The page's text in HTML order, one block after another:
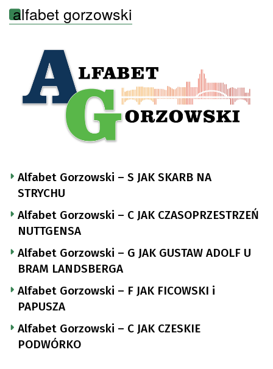
alfabet gorzowski
Alfabet Gorzowski – S JAK SKARB NA
STRYCHU
Alfabet Gorzowski – C JAK CZASOPRZESTRZEŃ
NUTTGENSA
Alfabet Gorzowski – G JAK GUSTAW ADOLF U
BRAM LANDSBERGA
Alfabet Gorzowski – F JAK FICOWSKI i
PAPUSZA
Alfabet Gorzowski – C JAK CZESKIE
PODWÓRKO